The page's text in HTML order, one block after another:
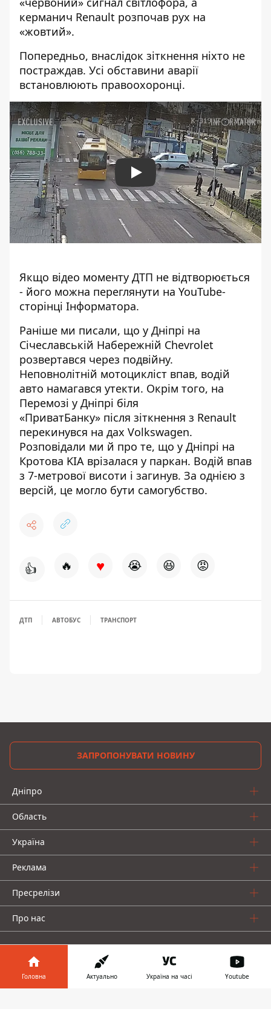
керманич Renault розпочав рух на
«жовтий».
Попередньо, внаслідок зіткнення ніхто не
постраждав. Усі обставини аварії
встановлюють правоохоронці.
Play
Якщо відео моменту ДТП не відтворюється
- його можна переглянути на YouTube-
сторінці Інформатора.
Раніше ми писали, що у Дніпрі на
Січеславській Набережній Chevrolet
розвертався через подвійну.
Неповнолітній мотоцикліст впав, водій
авто намагався утекти. Окрім того, на
Перемозі у Дніпрі біля
«ПриватБанку» після зіткнення з Renault
перекинувся на дах Volkswagen.
Розповідали ми й про те, що у Дніпрі на
Кротова KIA врізалася у паркан. Водій впав
з 7-метрової висоти і загинув. За однією з
версій, це могло бути самогубство.
👍 🔥 ♥ 😭 😆 😡
ДТП АВТОБУС ТРАНСПОРТ
ЗАПРОПОНУВАТИ НОВИНУ
Дніпро
Область
Україна
Реклама
Пресрелізи
Про нас
Головна Актуально Україна на часі Youtube